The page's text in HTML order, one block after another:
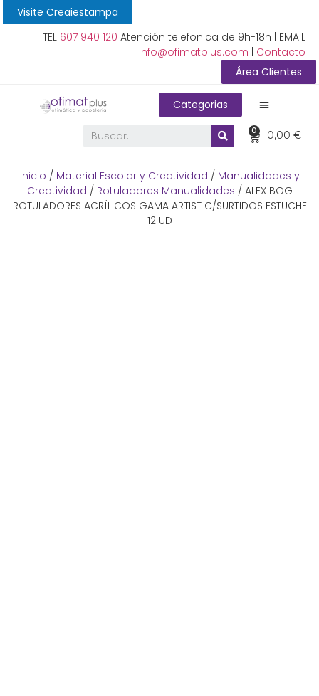
Visite Creaiestampa
TEL 607 940 120 Atención telefonica de 9h-18h | EMAIL
info@ofimatplus.com
Contacto
Área Clientes
Categorias
0,00€
0
Inicio / Material Escolar y Creatividad / Manualidades y
Creatividad / Rotuladores Manualidades / ALEX BOG
ROTULADORES ACRÍLICOS GAMA ARTIST C/SURTIDOS ESTUCHE
12 UD